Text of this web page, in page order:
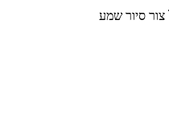
צור סיור שמע